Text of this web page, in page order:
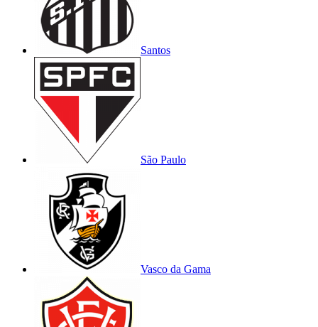
Santos
São Paulo
Vasco da Gama